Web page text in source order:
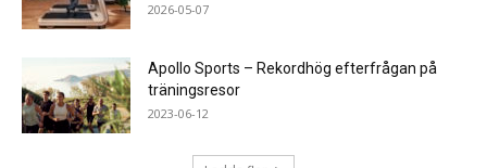
2026-05-07
Apollo Sports – Rekordhög efterfrågan på
träningsresor
2023-06-12